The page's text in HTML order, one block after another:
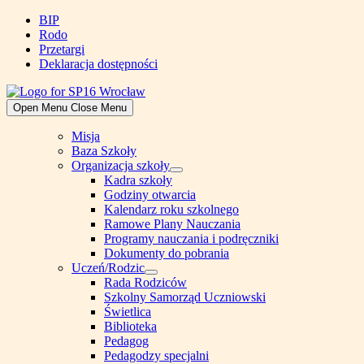
Skip
content
BIP
Rodo
Przetargi
Deklaracja dostępności
Open Menu Close Menu
Misja
Baza Szkoły
Organizacja szkoły
Show
sub
menu
Kadra szkoły
Godziny otwarcia
Kalendarz roku szkolnego
Ramowe Plany Nauczania
Programy nauczania i podręczniki
Dokumenty do pobrania
Uczeń/Rodzic
Show
sub
menu
Rada Rodziców
Szkolny Samorząd Uczniowski
Świetlica
Biblioteka
Pedagog
Pedagodzy specjalni